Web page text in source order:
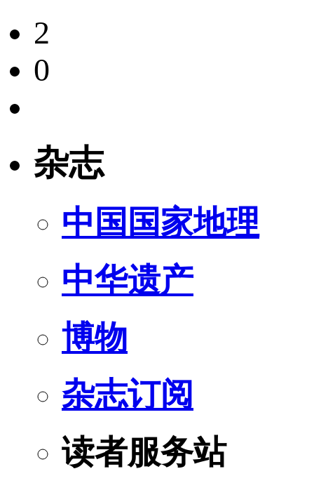
2
0
杂志
中国国家地理
中华遗产
博物
杂志订阅
读者服务站